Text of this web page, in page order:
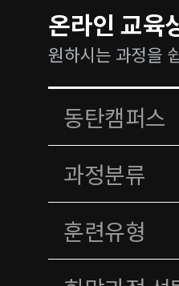
온라인 교육
원하시는 과정을